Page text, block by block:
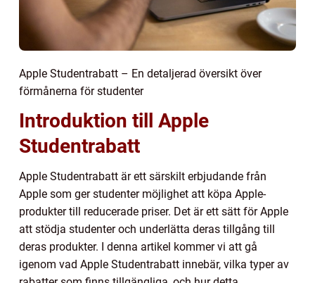
Apple Studentrabatt – En detaljerad översikt över
förmånerna för studenter
Introduktion till Apple
Studentrabatt
Apple Studentrabatt är ett särskilt erbjudande från
Apple som ger studenter möjlighet att köpa Apple-
produkter till reducerade priser. Det är ett sätt för Apple
att stödja studenter och underlätta deras tillgång till
deras produkter. I denna artikel kommer vi att gå
igenom vad Apple Studentrabatt innebär, vilka typer av